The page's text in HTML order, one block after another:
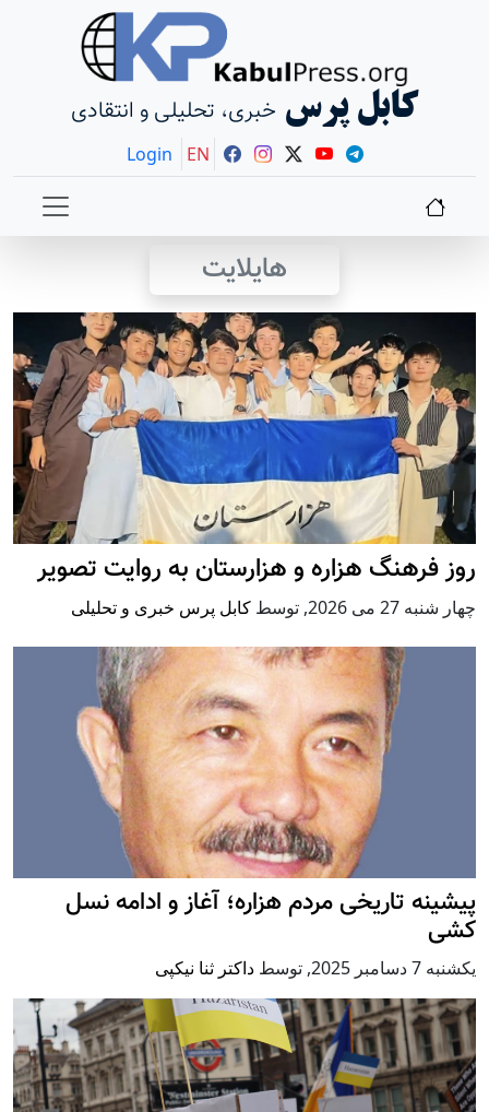
کابل پرس خبری، تحلیلی و انتقادی
Login EN
هایلایت
روز فرهنگ هزاره و هزارستان به روایت تصویر
چهار شنبه 27 می 2026 , توسط کابل پرس خبری و تحلیلی
پيشينه تاريخی مردم هزاره؛ آغاز و ادامه نسل
کشی
يكشنبه 7 دسامبر 2025 , توسط داکتر ثنا نیکپی